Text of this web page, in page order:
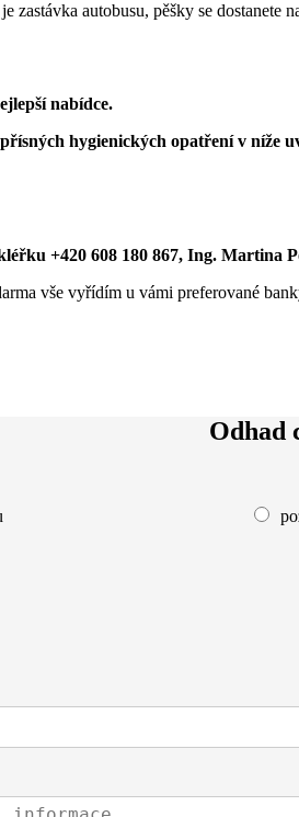
autobusu, pěšky se dostanete
nabídce.
hygienických opatření v níže
+420 608 180 867, Ing. Martina
vše vyřídím u vámi preferované
Odhad